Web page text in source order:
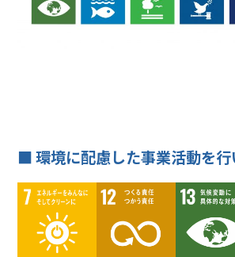
■ 環境に配慮した事業活動を